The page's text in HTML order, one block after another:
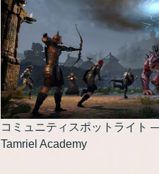
コミュニティスポットライト
Tamriel Academy